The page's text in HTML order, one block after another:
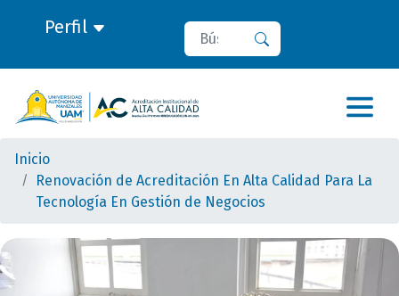
Perfil Buscar
Inicio
Renovación de Acreditación En Alta Calidad Para La
Tecnología En Gestión de Negocios